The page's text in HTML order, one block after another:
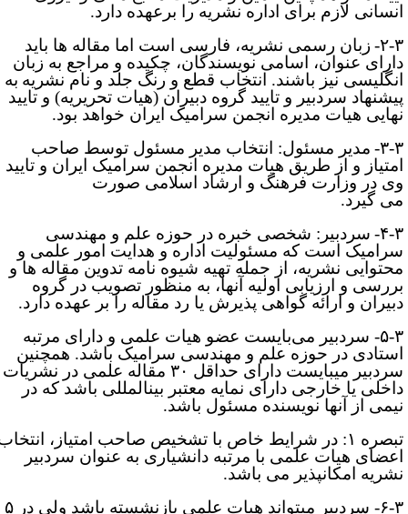
لازم برای اداره نشریه را برعهده دارد.
۳- زبان رسمی نشریه، فارسی است اما مقاله­ ها باید
عنوان، اسامی نویسندگان، چکیده و مراجع به زبان
نیز باشند. انتخاب قطع و رنگ جلد و نامنشریهبه
سردبیر و تایید گروه دبیران (هیات تحریریه) و تایید
هیات مدیره انجمن سرامیک ایران خواهد بود.
۳- مدیر مسئول: انتخاب مدیر مسئول توسط صاحب
و از طریق هیات مدیره انجمن سرامیک ایران و تایید
در وزارت فرهنگ و ارشاد اسلامی صورت
­گیرد.
۳- سردبیر: شخصی خبره در حوزه علم و مهندسی
است که مسئولیت اداره و هدایت امور علمی و
نشریه، از جمله تهیه شیوه ­نامه تدوین مقاله ­ها و
و ارزیابی اولیه آن­ها، به منظور تصویب در گروه
و ارائه گواهی پذیرش یا رد مقاله را بر عهده دارد.
۵-۳- سردبیر می‌بایست عضو هیات علمی و دارای مرتبه
در حوزه علم و مهندسی سرامیک باشد. همچنین
سردبیر می­بایست دارای حداقل ۳۰ مقاله علمی در نشریات
یا خارجی دارای نمایه معتبر بین­المللی باشد که در
از آنها نویسنده مسئول باشد.
تبصره ۱: در شرایط خاص با تشخیص صاحب امتیاز، انتخاب
هیات علمی با مرتبه دانشیاری به­ عنوان سردبیر
امکانپذیر می ­باشد.